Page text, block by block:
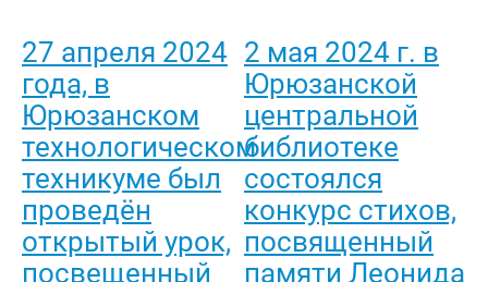
27 апреля 2024
года, в
Юрюзанском
технологическом
техникуме был
проведён
открытый урок,
посвещенный
2 мая 2024 г. в
Юрюзанской
центральной
библиотеке
состоялся
конкурс стихов,
посвященный
памяти Леонида